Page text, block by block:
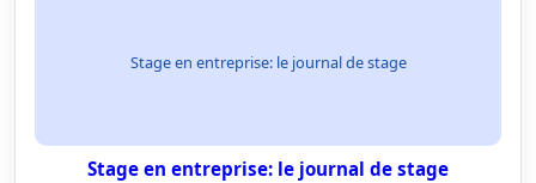
Stage en entreprise: le journal de stage
Stage en entreprise: le journal de stage